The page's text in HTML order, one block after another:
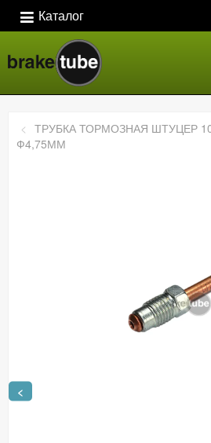
Каталог
<
ТРУБКА ТОРМОЗНАЯ ШТУЦЕР
Ф4,75ММ